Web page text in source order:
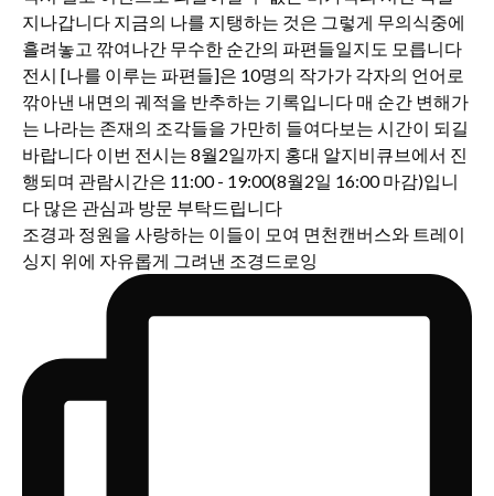
조경과 정원을 사랑하는 이들이 모여 면천캔버스와 트레이
싱지 위에 자유롭게 그려낸 조경드로잉